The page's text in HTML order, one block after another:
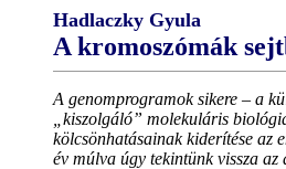
Hadlaczky Gyula
A kromoszómák
A genomprogramok sikere – a
„kiszolgáló” molekuláris
kölcsönhatásainak kiderítése az
év múlva úgy tekintünk vissza